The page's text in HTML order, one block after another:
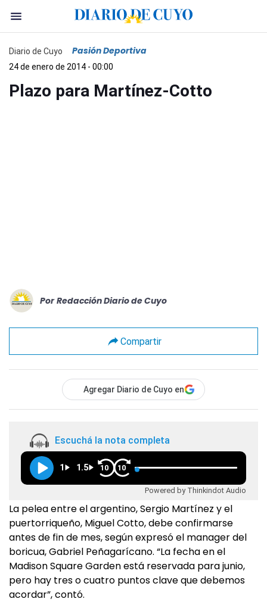
Diario de Cuyo Pasión Deportiva
24 de enero de 2014 - 00:00
Plazo para Martínez-Cotto
Por Redacción Diario de Cuyo
Compartir
Agregar Diario de Cuyo en
Escuchá la nota completa
1 1.5 10 10
Powered by Thinkindot Audio
La pelea entre el argentino, Sergio Martínez y el
puertorriqueño, Miguel Cotto, debe confirmarse
antes de fin de mes, según expresó el manager del
boricua, Gabriel Peñagarícano. “La fecha en el
Madison Square Garden está reservada para junio,
pero hay tres o cuatro puntos clave que debemos
acordar”, contó.